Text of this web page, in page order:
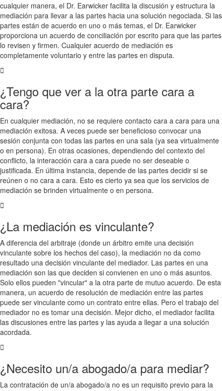
cualquier manera, el Dr. Earwicker facilita la discusión y estructura la
mediación para llevar a las partes hacia una solución negociada. Si las
partes están de acuerdo en uno o más temas, el Dr. Earwicker
proporciona un acuerdo de conciliación por escrito para que las partes
lo revisen y firmen. Cualquier acuerdo de mediación es
completamente voluntario y entre las partes en disputa.
¿Tengo que ver a la otra parte cara a
cara?
En cualquier mediación, no se requiere contacto cara a cara para una
mediación exitosa. A veces puede ser beneficioso convocar una
sesión conjunta con todas las partes en una sala (ya sea virtualmente
o en persona). En otras ocasiones, dependiendo del contexto del
conflicto, la interacción cara a cara puede no ser deseable o
justificada. En última instancia, depende de las partes decidir si se
reúnen o no cara a cara. Esto es cierto ya sea que los servicios de
mediación se brinden virtualmente o en persona.
¿La mediación es vinculante?
A diferencia del arbitraje (donde un árbitro emite una decisión
vinculante sobre los hechos del caso), la mediación no da como
resultado una decisión vinculante del mediador. Las partes en una
mediación son las que deciden si convienen en uno o más asuntos.
Solo ellos pueden "vincular" a la otra parte de mutuo acuerdo. De esta
manera, un acuerdo de resolución de mediación entre las partes
puede ser vinculante como un contrato entre ellas. Pero el trabajo del
mediador no es tomar una decisión. Mejor dicho, el mediador facilita
las discusiones entre las partes y las ayuda a llegar a una solución
acordada.
¿Necesito un/a abogado/a para mediar?
La contratación de un/a abogado/a no es un requisito previo para la